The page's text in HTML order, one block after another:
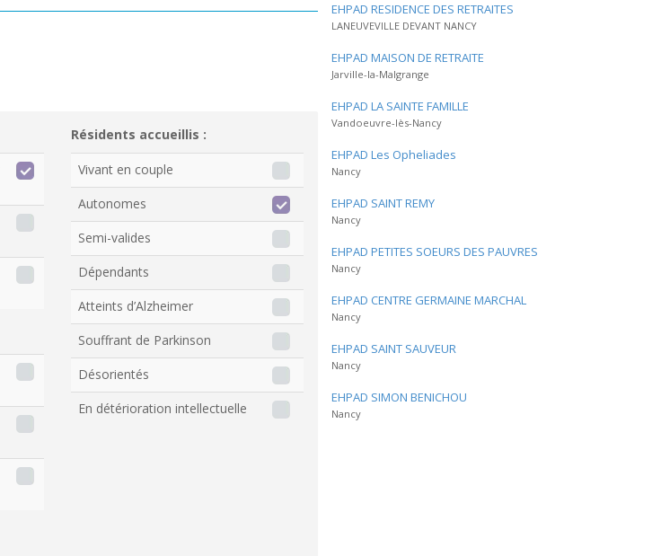
Résidents accueillis :
Vivant en couple
Autonomes
Semi-valides
Dépendants
Atteints d’Alzheimer
Souffrant de Parkinson
Désorientés
En détérioration intellectuelle
EHPAD RESIDENCE DES RETRAITES
LANEUVEVILLE DEVANT NANCY
EHPAD MAISON DE RETRAITE
Jarville-la-Malgrange
EHPAD LA SAINTE FAMILLE
Vandoeuvre-lès-Nancy
EHPAD Les Opheliades
Nancy
EHPAD SAINT REMY
Nancy
EHPAD PETITES SOEURS DES PAUVRES
Nancy
EHPAD CENTRE GERMAINE MARCHAL
Nancy
EHPAD SAINT SAUVEUR
Nancy
EHPAD SIMON BENICHOU
Nancy